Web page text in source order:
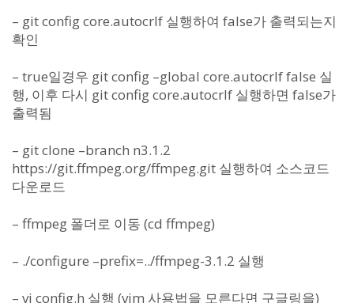
– git config core.autocrlf 실행하여 false가 출력되는지
확인
– true일경우 git config –global core.autocrlf false 실
행, 이후 다시 git config core.autocrlf 실행하면 false가
출력됨
– git clone –branch n3.1.2
https://git.ffmpeg.org/ffmpeg.git 실행하여 소스코드
다운로드
– ffmpeg 폴더로 이동 (cd ffmpeg)
– ./configure –prefix=../ffmpeg-3.1.2 실행
– vi config.h 실행 (vim 사용법을 모른다면 구글링을)